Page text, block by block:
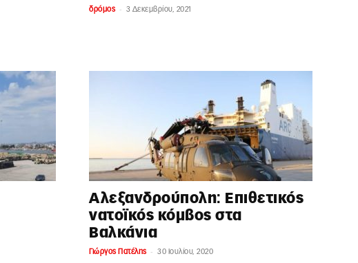
δρόμος - 3 Δεκεμβρίου, 2021
Αλεξανδρούπολη: Επιθετικός
νατοϊκός κόμβος στα
Βαλκάνια
Γιώργος Πατέλης - 30 Ιουλίου, 2020